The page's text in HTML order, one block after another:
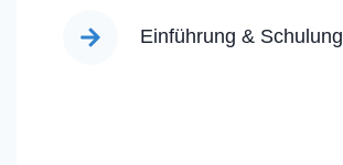
Einführung & Schulung